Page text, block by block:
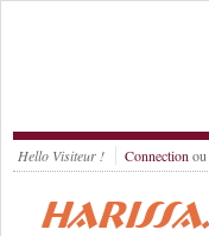
Hello Visiteur ! Connection ou